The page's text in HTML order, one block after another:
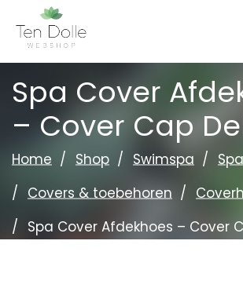
Spa Cover
– Cover Cap
Home Shop Swimspa
Covers & toebehoren
Spa Cover Afdekhoes – Cover